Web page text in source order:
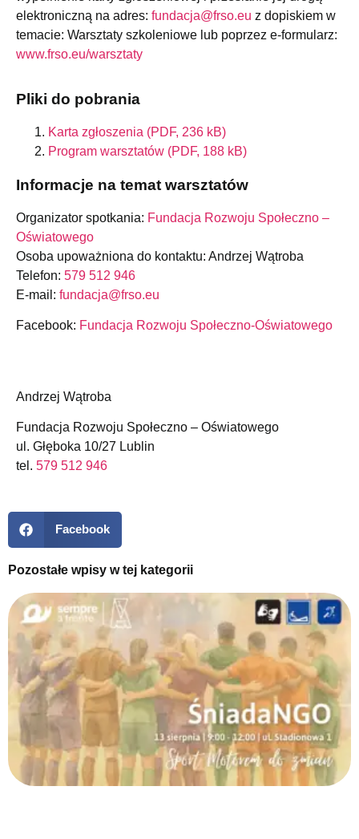
elektroniczną na adres: fundacja@frso.eu z dopiskiem w
temacie: Warsztaty szkoleniowe lub poprzez e-formularz:
www.frso.eu/warsztaty
Pliki do pobrania
Karta zgłoszenia (PDF, 236 kB)
Program warsztatów (PDF, 188 kB)
Informacje na temat warsztatów
Organizator spotkania: Fundacja Rozwoju Społeczno –
Oświatowego
Osoba upoważniona do kontaktu: Andrzej Wątroba
Telefon: 579 512 946
E-mail: fundacja@frso.eu
Facebook: Fundacja Rozwoju Społeczno-Oświatowego
Andrzej Wątroba
Fundacja Rozwoju Społeczno – Oświatowego
ul. Głęboka 10/27 Lublin
tel. 579 512 946
Facebook
Pozostałe wpisy w tej kategorii